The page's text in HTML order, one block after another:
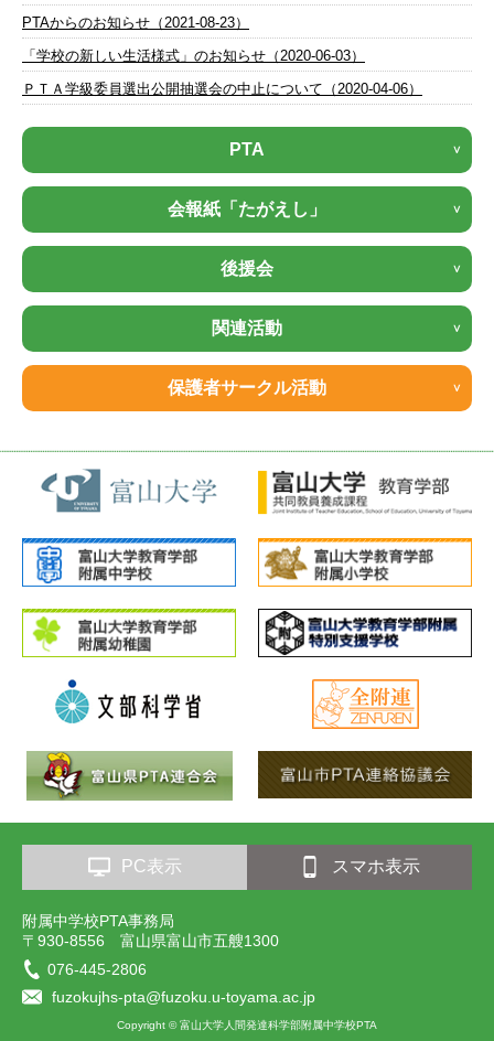
PTAからのお知らせ（2021-08-23）
「学校の新しい生活様式」のお知らせ（2020-06-03）
ＰＴＡ学級委員選出公開抽選会の中止について（2020-04-06）
PTA
会報紙「たがえし」
後援会
関連活動
保護者サークル活動
PC表示 スマホ表示
附属中学校PTA事務局
〒930-8556 富山県富山市五艘1300
076-445-2806
fuzokujhs-pta@fuzoku.u-toyama.ac.jp
Copyright © 富山大学人間発達科学部附属中学校PTA